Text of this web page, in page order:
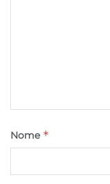
Salvare e
privacy.
Nome *